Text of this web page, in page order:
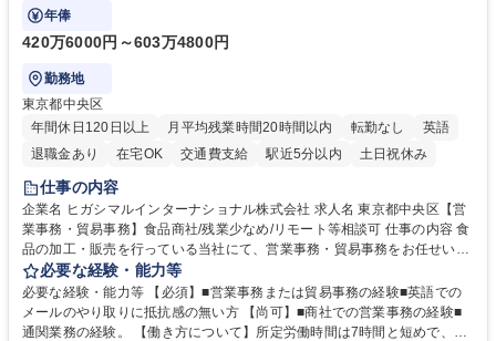
事業の根幹を支えていただきます。
年俸
420万6000円～603万4800円
勤務地
東京都中央区
年間休日120日以上
月平均残業時間20時間以内 転勤なし
英語
退職金あり
在宅OK 交通費支給 駅近5分以内 土日祝休み
仕事の内容
企業名 ヒガシマルインターナショナル株式会社 求人名 東京都中央区【営
業事務・貿易事務】食品商社/残業少なめ/リモート等相談可 仕事の内容 食
品の加工・販売を行っている当社にて、営業事務・貿易事務をお任せいた
します。営業社員のサポートポジションとして、受発注から海外工場との
調整まで幅広く対応し、当社事業の根幹を支えていただきます。 ■受発注
業務、請求書発行 ■海外工場とのスケジュール調整 ■在庫管理 ■輸入書類
の確認・作成 ■配送手配 ■通関業者を通して行う輸出入業全般 ■倉庫との
必要な経験・能力等
必要な経験・能力等 【必須】■営業事務または貿易事務の経験■英語での
メールのやり取りに抵抗感の無い方 【尚可】■商社での営業事務の経験■
通関業務の経験。 【働き方について】所定労働時間は7時間と短めで、残